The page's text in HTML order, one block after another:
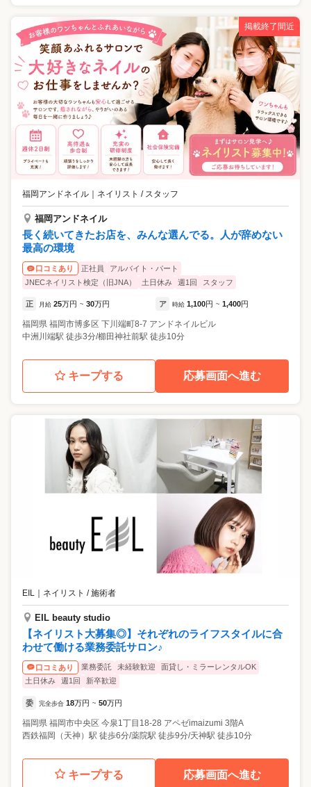
掲載終了間近
福岡アンドネイル ネイリスト / スタッフ
福岡アンドネイル
長く続いてきたお店を、みんな選んでる。人が辞めない
最高の環境
口コミあり 正社員
アルバイト・パート
JNECネイリスト検定（旧JNA）
土日休み 週1回 スタッフ
正 月給 25万円 ~ 30万円 ア 時給 1,100円 ~ 1,400円
福岡県 福岡市博多区 下川端町8-7 アンドネイルビル
中洲川端駅 徒歩3分/櫛田神社前駅 徒歩10分
キープする 応募画面へ進む
EIL ｜ ネイリスト / 施術者
EIL beauty studio
【ネイリスト大募集◎】それぞれのライフスタイルに合
わせて働ける業務委託サロン♪
口コミあり 業務委託 未経験歓迎
面貸し・ミラーレンタルOK
土日休み
週1回 新卒歓迎
委 完全歩合 18万円 ~ 50万円
福岡県 福岡市中央区 今泉1丁目18-28 アペゼimaizumi 3階A
西鉄福岡（天神）駅 徒歩6分/薬院駅 徒歩9分/天神駅 徒歩10分
キープする 応募画面へ進む